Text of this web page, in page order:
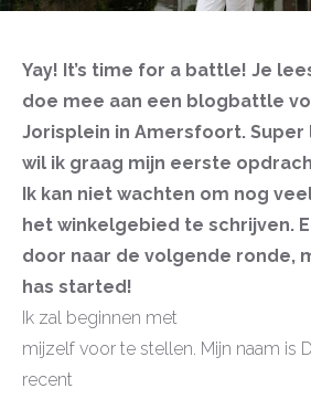
Yay! It’s time for a battle! Je
doe mee aan een blogbattle
Jorisplein in Amersfoort. Super
wil ik graag mijn eerste
Ik kan niet wachten om nog
het winkelgebied te schrijven.
door naar de volgende ronde,
has started!
Ik zal beginnen met
mijzelf voor te stellen. Mijn naam is
recent